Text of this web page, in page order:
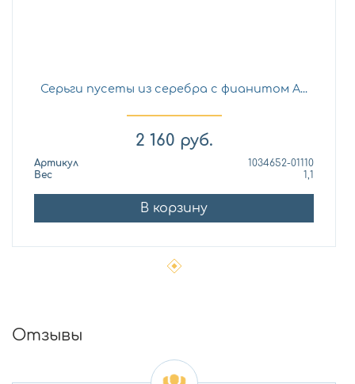
Серьги пусеты из серебра с фианитом А...
2 160 руб.
Артикул
1034652-01110
Вес
1,1
В корзину
Отзывы